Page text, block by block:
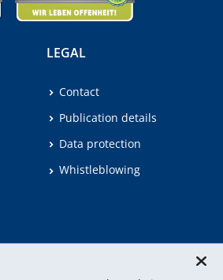
LEGAL
Contact
Publication details
Data protection
Whistleblowing